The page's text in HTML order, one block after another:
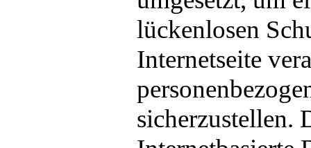
lückenlosen
Internetseite
sicherzustellen.